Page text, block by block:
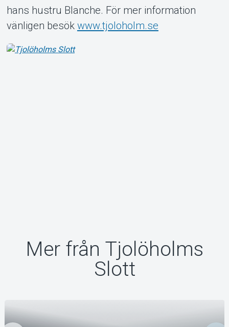
hans hustru Blanche. För mer information
vänligen besök www.tjoloholm.se
Mer från Tjolöholms
Slott